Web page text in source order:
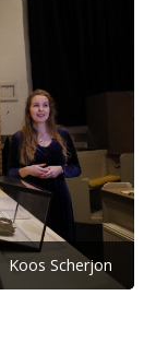
Koos Scherjon